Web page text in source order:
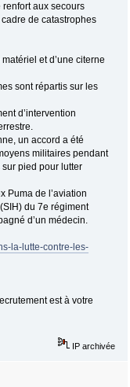
renfort aux secours
de catastrophes
et d’une citerne
sont répartis sur les
d’intervention
un accord a été
militaires pendant
pied pour lutter
Puma de l’aviation
du 7e régiment
d’un médecin.
la-lutte-contre-les-
est à votre
IP archivée